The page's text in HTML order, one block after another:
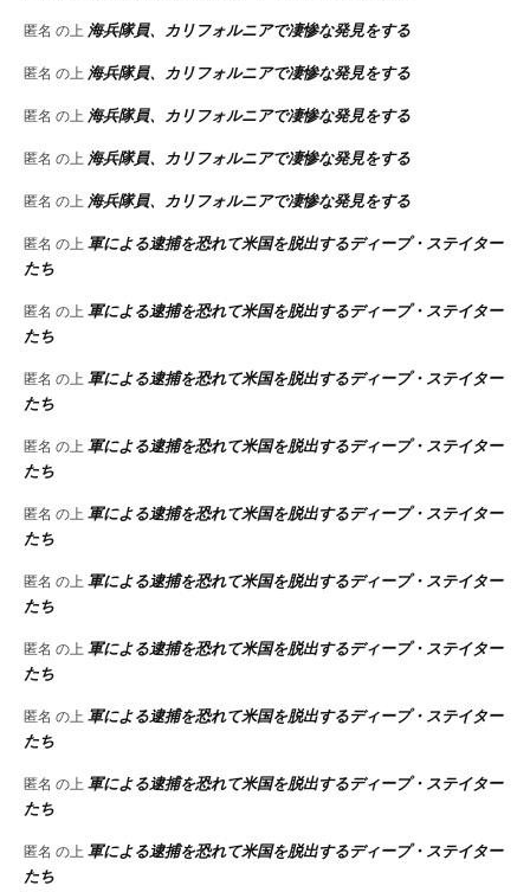
匿名 の上 海兵隊員、カリフォルニアで凄惨な発見をする
匿名 の上 海兵隊員、カリフォルニアで凄惨な発見をする
匿名 の上 海兵隊員、カリフォルニアで凄惨な発見をする
匿名 の上 海兵隊員、カリフォルニアで凄惨な発見をする
匿名 の上 海兵隊員、カリフォルニアで凄惨な発見をする
匿名 の上軍による逮捕を恐れて米国を脱出するディープ・ステイター
たち
匿名 の上軍による逮捕を恐れて米国を脱出するディープ・ステイター
たち
匿名 の上軍による逮捕を恐れて米国を脱出するディープ・ステイター
たち
匿名 の上軍による逮捕を恐れて米国を脱出するディープ・ステイター
たち
匿名 の上軍による逮捕を恐れて米国を脱出するディープ・ステイター
たち
匿名 の上軍による逮捕を恐れて米国を脱出するディープ・ステイター
たち
匿名 の上軍による逮捕を恐れて米国を脱出するディープ・ステイター
たち
匿名 の上軍による逮捕を恐れて米国を脱出するディープ・ステイター
たち
匿名 の上軍による逮捕を恐れて米国を脱出するディープ・ステイター
たち
匿名 の上軍による逮捕を恐れて米国を脱出するディープ・ステイター
たち